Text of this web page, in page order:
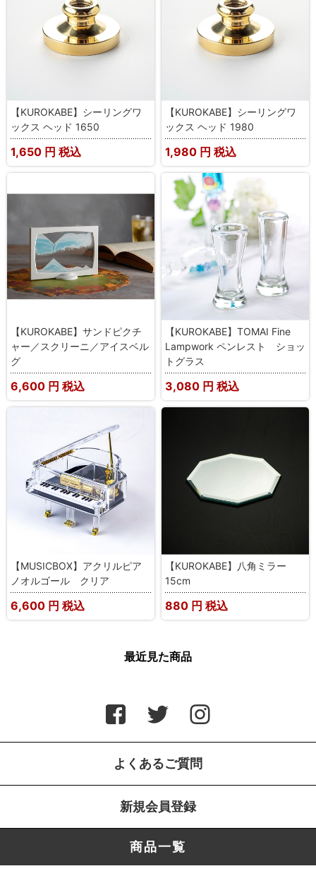
【KUROKABE】シーリングワ
ックス ヘッド 1650
1,650 円 税込
【KUROKABE】シーリングワ
ックス ヘッド 1980
1,980 円 税込
【KUROKABE】サンドピクチ
ャー／スクリーニ／アイスベル
グ
6,600 円 税込
【KUROKABE】TOMAI Fine
Lampwork ペンレスト ショッ
トグラス
3,080 円 税込
【MUSICBOX】アクリルピア
ノオルゴール クリア
6,600 円 税込
【KUROKABE】八角ミラー
15cm
880 円 税込
最近見た商品
よくあるご質問
新規会員登録
商品一覧